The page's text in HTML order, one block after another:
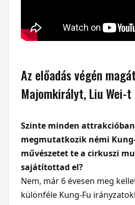
Az előadás végén
Majomkirályt, Liu Wei-
Szinte minden
megmutatkozik némi
művészetet te a cirkuszi
sajátítottad el?
Nem, már 6 évesen meg
különféle Kung-Fu